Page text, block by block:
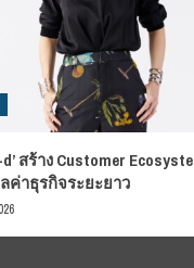
d’ สร้าง Customer
าธุรกิจระยะยาว